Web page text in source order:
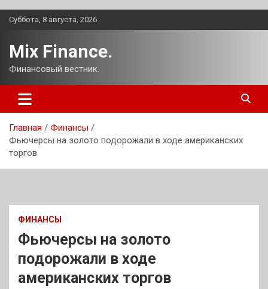
Перейти
Суббота, 8 августа, 2026
Mix Finance.
Финансовый вестник.
Главная
Финансы
Фьючерсы на золото подорожали в ходе американских
торгов
ФИНАНСЫ
Фьючерсы на золото
подорожали в ходе
американских торгов